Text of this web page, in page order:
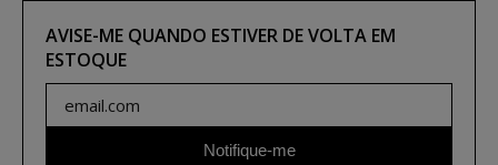
AVISE-ME QUANDO ESTIVER DE VOLTA EM
ESTOQUE
Notifique-me